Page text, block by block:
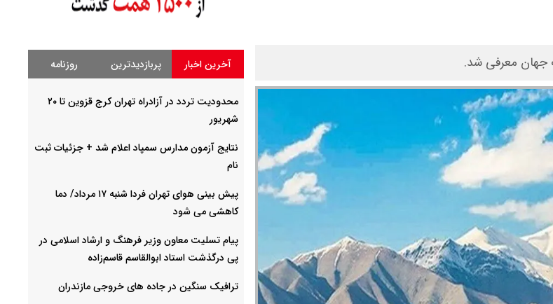
آخرین اخبار پربازدیدترین روزنامه
محدودیت تردد در آزادراه تهران کرج قزوین تا ۲۰
شهریور
نتایج آزمون مدارس سمپاد اعلام شد + جزئیات ثبت
نام
پیش بینی هوای تهران فردا شنبه ۱۷ مرداد/ دما
کاهشی می شود
پیام تسلیت معاون وزیر فرهنگ و ارشاد اسلامی در
پی درگذشت استاد ابوالقاسم قاسم‌زاده
ترافیک سنگین در جاده های خروجی مازندران